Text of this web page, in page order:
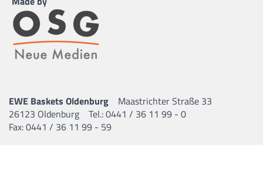
EWE Baskets Oldenburg
Maastrichter Straße 33
26123 Oldenburg
Tel.: 0441 / 36 11 99 - 0
Fax: 0441 / 36 11 99 - 59